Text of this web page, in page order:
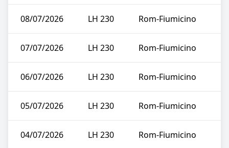
08/07/2026 LH 230 Rom-Fiumicino
07/07/2026 LH 230 Rom-Fiumicino
06/07/2026 LH 230 Rom-Fiumicino
05/07/2026 LH 230 Rom-Fiumicino
04/07/2026 LH 230 Rom-Fiumicino